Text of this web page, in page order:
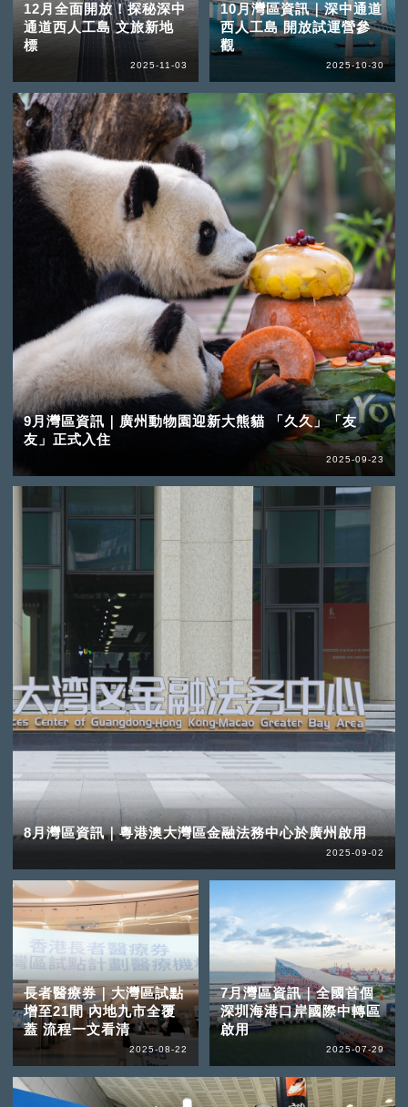
12月全面開放！探秘深中
通道西人工島 文旅新地
標
2025-11-03
10月灣區資訊｜深中通道
西人工島 開放試運營參
觀
2025-10-30
9月灣區資訊｜廣州動物園迎新大熊貓 「久久」「友
友」正式入住
2025-09-23
8月灣區資訊｜粵港澳大灣區金融法務中心於廣州啟用
2025-09-02
長者醫療券｜大灣區試點
增至21間 內地九市全覆
蓋 流程一文看清
2025-08-22
7月灣區資訊｜全國首個
深圳海港口岸國際中轉區
啟用
2025-07-29